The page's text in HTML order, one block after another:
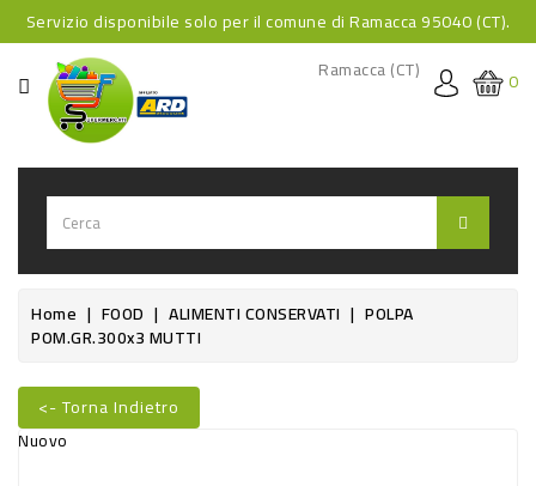
Servizio disponibile solo per il comune di Ramacca 95040 (CT).
CATEGORIA
HOME
BEVANDE
BEVANDE
ANALCOLICHE
ALCOLICHE
BEVANDE
CALDE
0
Ramacca (CT)
Home FOOD ALIMENTI CONSERVATI POLPA
POM.GR.300x3 MUTTI
<- Torna Indietro
Nuovo